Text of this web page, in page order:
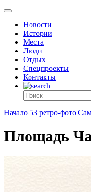
Новости
Истории
Места
Люди
Отдых
Спецпроекты
Контакты
Начало 53 ретро-фото
Площадь